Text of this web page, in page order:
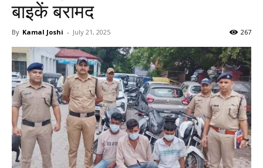
बाइकें बरामद
By Kamal Joshi - July 21, 2025 267